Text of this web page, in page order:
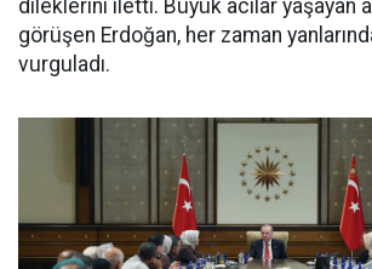
dileklerini iletti. Büyük acılar yaşayan
görüşen Erdoğan, her zaman
vurguladı.